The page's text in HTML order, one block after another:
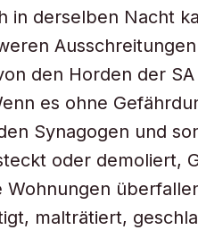
in derselben Nacht
den Horden der
es ohne
Synagogen und
oder demoliert,
Wohnungen
malträtiert,